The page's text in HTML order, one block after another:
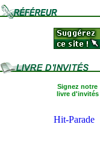
Signez notre
livre d'invités